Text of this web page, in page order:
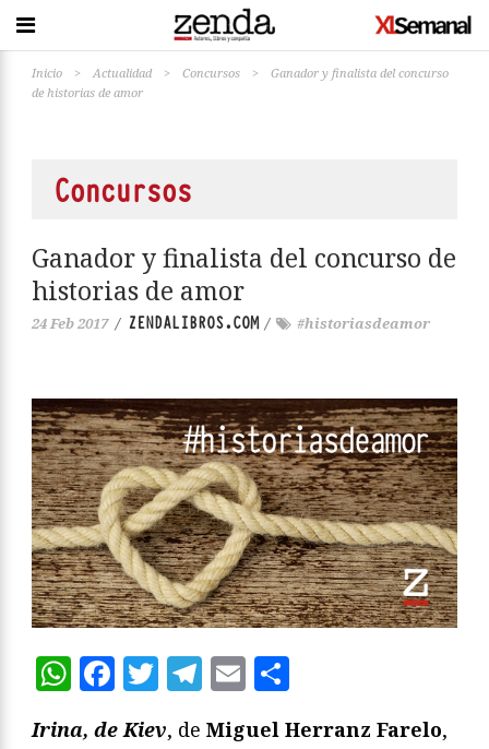
Inicio > Actualidad > Concursos >
Ganador y finalista del concurso
de historias de amor
Concursos
Ganador y finalista del concurso de
historias de amor
24 Feb 2017 / ZENDALIBROS.COM/ #historiasdeamor
WhatsApp
Facebook
Twitter
Telegram
Email
Irina, de Kiev, de Miguel Herranz Farelo,